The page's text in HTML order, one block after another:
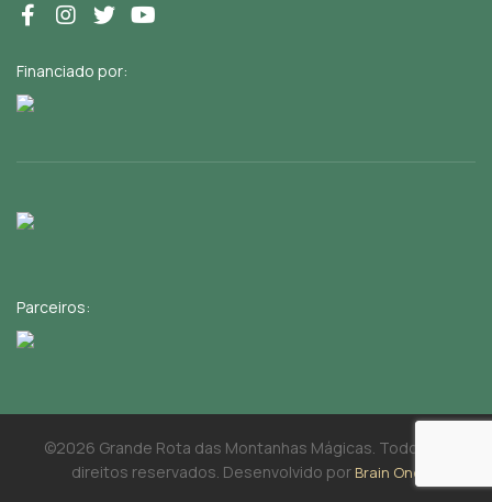
Financiado por:
Parceiros:
©2026 Grande Rota das Montanhas Mágicas. Todos os
direitos reservados. Desenvolvido por Brain One